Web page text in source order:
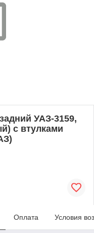
УАЗ-3159,
с втулками
Оплата Условия